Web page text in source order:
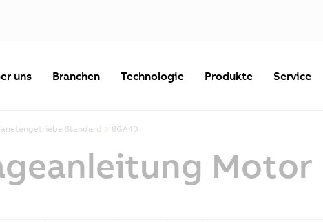
uns Branchen Technologie Produkte Service
Standard 8GA40
Motor